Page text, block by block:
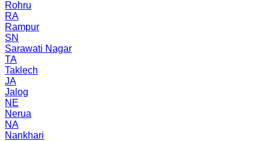
Rohru
RA
Rampur
SN
Sarawati Nagar
TA
Taklech
JA
Jalog
NE
Nerua
NA
Nankhari